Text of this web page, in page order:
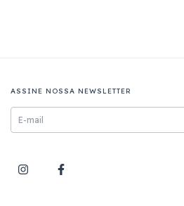
ASSINE NOSSA NEWSLETTER